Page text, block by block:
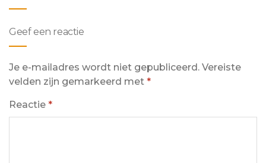
Geef een reactie
Je e-mailadres wordt niet gepubliceerd. Vereiste
velden zijn gemarkeerd met *
Reactie *